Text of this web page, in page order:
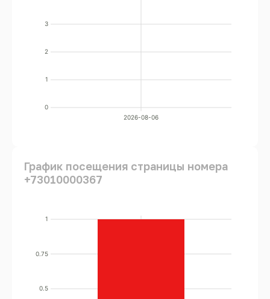
0
1
2
3
2026-08-06
График посещения страницы номера
+73010000367
0.5
0.75
1